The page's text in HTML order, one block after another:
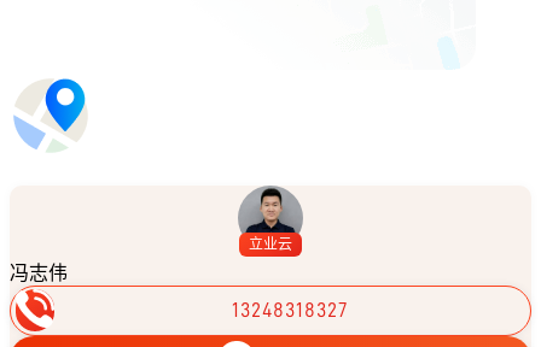
立业云
冯志伟
13248318327